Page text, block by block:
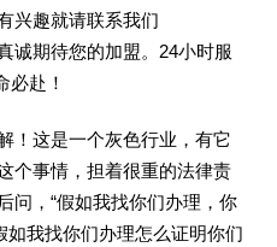
兴趣就请联系我们
诚期待您的加盟。24小时服
必赴！
！这是一个灰色行业，有它
个事情，担着很重的法律责
问，“假如我找你们办理，你
如我找你们办理怎么证明你们